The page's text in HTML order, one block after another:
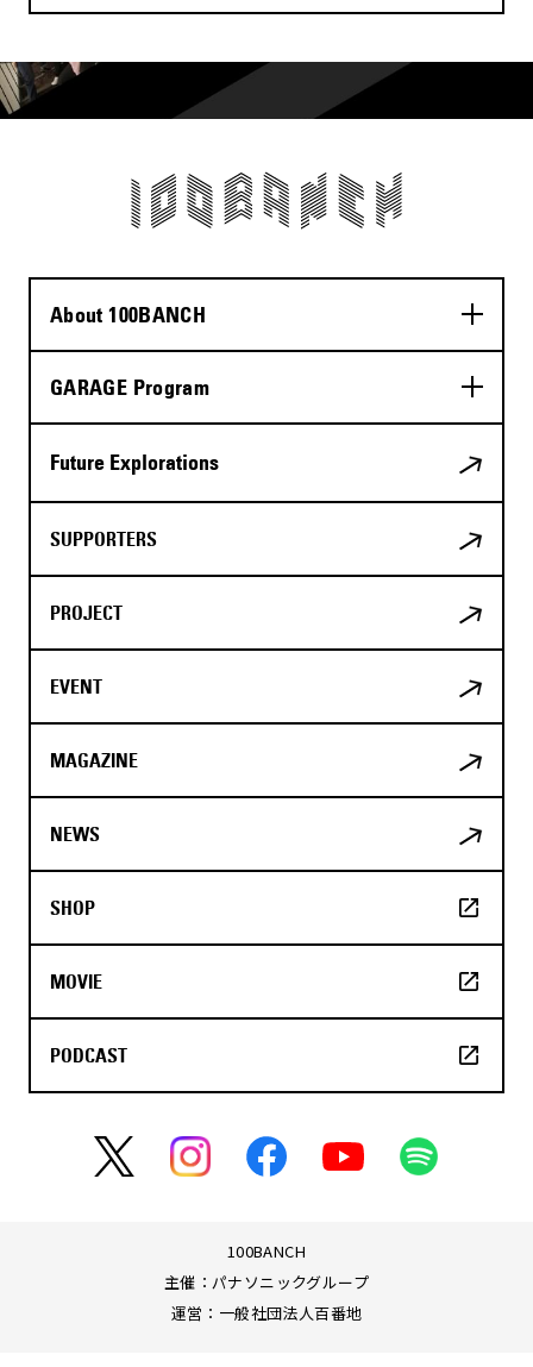
About 100BANCH
GARAGE Program
Future Explorations
SUPPORTERS
PROJECT
EVENT
MAGAZINE
NEWS
SHOP
MOVIE
PODCAST
100BANCH
主催：パナソニックグループ
運営：一般社団法人百番地